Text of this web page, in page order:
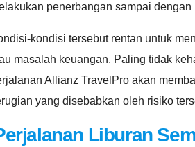
penerbangan sampai dengan
kondisi tersebut rentan untuk
masalah keuangan. Paling tidak
Allianz TravelPro akan
yang disebabkan oleh risiko
Liburan